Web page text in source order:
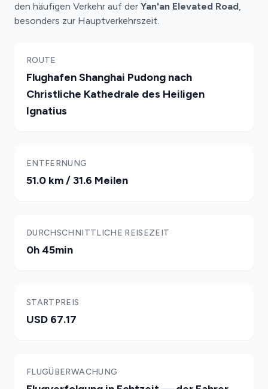
den häufigen Verkehr auf der Yan'an Elevated Road,
besonders zur Hauptverkehrszeit.
ROUTE
Flughafen Shanghai Pudong nach
Christliche Kathedrale des Heiligen
Ignatius
ENTFERNUNG
51.0 km / 31.6 Meilen
DURCHSCHNITTLICHE REISEZEIT
0h 45min
STARTPREIS
USD 67.17
FLUGÜBERWACHUNG